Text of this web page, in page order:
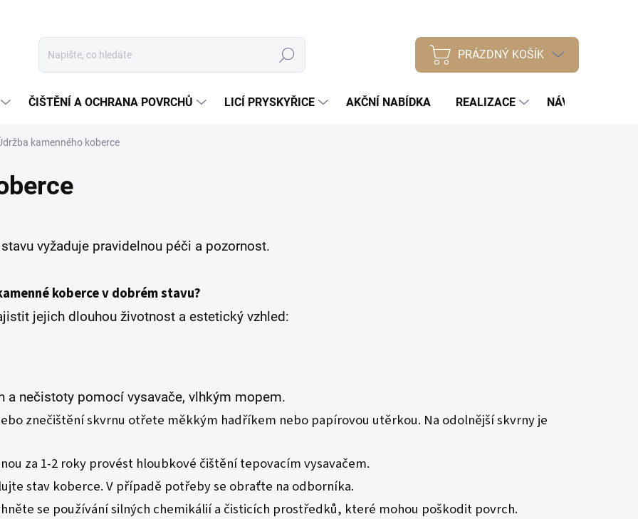
Hledat
NÁKUPNÍ
KOŠÍK
PRÁZDNÝ KOŠÍK
ČIŠTĚNÍ A OCHRANA POVRCHŮ LICÍ PRYSKYŘICE AKČNÍ NABÍDKA REALIZACE NÁVODY
kamenného koberce
vyžaduje pravidelnou péči a pozornost.
koberce v dobrém stavu?
jejich dlouhou životnost a estetický vzhled:
a nečistoty pomocí vysavače, vlhkým mopem.
znečištění skvrnu otřete měkkým hadříkem nebo papírovou utěrkou. Na odolnější skvrny je
za 1-2 roky provést hloubkové čištění tepovacím vysavačem.
stav koberce. V případě potřeby se obraťte na odborníka.
se používání silných chemikálií a čisticích prostředků, které mohou poškodit povrch.